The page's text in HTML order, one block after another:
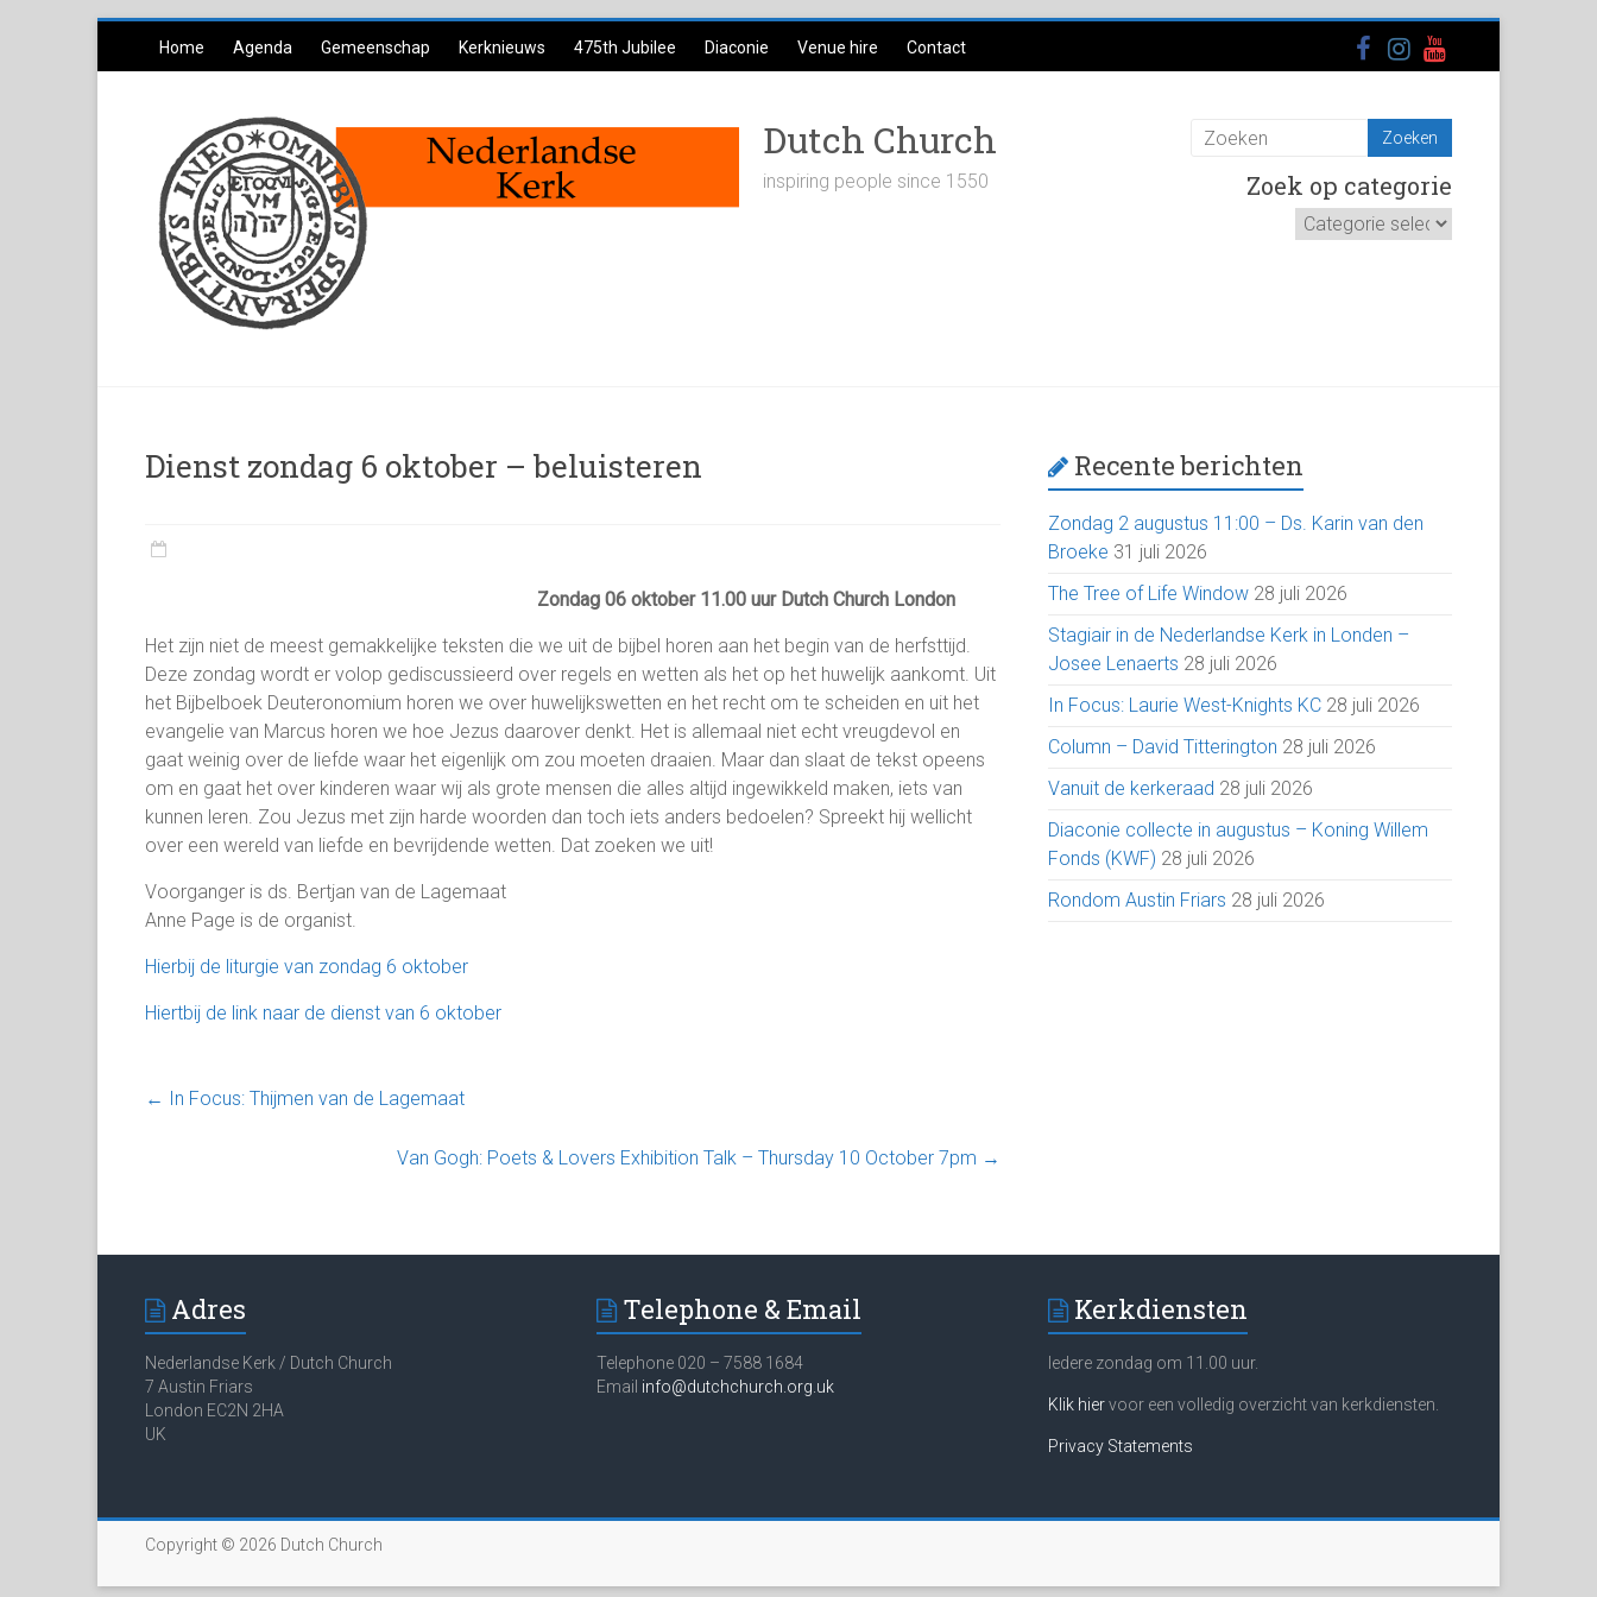
inhoud
Home Agenda Gemeenschap Kerknieuws 475th Jubilee Diaconie Venue hire Contact
Dutch Church
inspiring people since 1550 Zoek op categorie
Zoek
op
Dienst zondag 6 oktober – beluisteren
Zondag 06 oktober 11.00 uur Dutch Church London
Het zijn niet de meest gemakkelijke teksten die we uit de bijbel horen aan het begin van de herfsttijd.
Deze zondag wordt er volop gediscussieerd over regels en wetten als het op het huwelijk aankomt. Uit
het Bijbelboek Deuteronomium horen we over huwelijkswetten en het recht om te scheiden en uit het
evangelie van Marcus horen we hoe Jezus daarover denkt. Het is allemaal niet echt vreugdevol en
gaat weinig over de liefde waar het eigenlijk om zou moeten draaien. Maar dan slaat de tekst opeens
om en gaat het over kinderen waar wij als grote mensen die alles altijd ingewikkeld maken, iets van
kunnen leren. Zou Jezus met zijn harde woorden dan toch iets anders bedoelen? Spreekt hij wellicht
over een wereld van liefde en bevrijdende wetten. Dat zoeken we uit!
Voorganger is ds. Bertjan van de Lagemaat
Anne Page is de organist.
Hierbij de liturgie van zondag 6 oktober
Hiertbij de link naar de dienst van 6 oktober
← In Focus: Thijmen van de Lagemaat
Van Gogh: Poets & Lovers Exhibition Talk – Thursday 10 October 7pm →
Recente berichten
Zondag 2 augustus 11:00 – Ds. Karin van den
Broeke 31 juli 2026
The Tree of Life Window 28 juli 2026
Stagiair in de Nederlandse Kerk in Londen –
Josee Lenaerts 28 juli 2026
In Focus: Laurie West-Knights KC 28 juli 2026
Column – David Titterington 28 juli 2026
Vanuit de kerkeraad 28 juli 2026
Diaconie collecte in augustus – Koning Willem
Fonds (KWF) 28 juli 2026
Rondom Austin Friars 28 juli 2026
Adres
Nederlandse Kerk / Dutch Church
7 Austin Friars
London EC2N 2HA
UK
Telephone & Email
Telephone 020 – 7588 1684
Email info@dutchchurch.org.uk
Kerkdiensten
Iedere zondag om 11.00 uur.
Klik hiervoor een volledig overzicht van kerkdiensten.
Privacy Statements
Copyright © 2026 Dutch Church